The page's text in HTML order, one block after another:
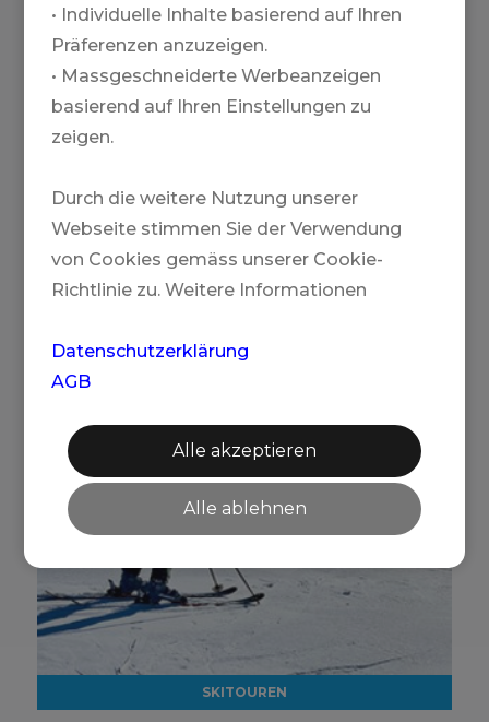
HELISKI
SKITOUREN
• Individuelle Inhalte basierend auf Ihren
Präferenzen anzuzeigen.
• Massgeschneiderte Werbeanzeigen
basierend auf Ihren Einstellungen zu
zeigen.
Durch die weitere Nutzung unserer
Webseite stimmen Sie der Verwendung
von Cookies gemäss unserer Cookie-
Richtlinie zu. Weitere Informationen
Datenschutzerklärung
AGB
Alle akzeptieren
Alle ablehnen